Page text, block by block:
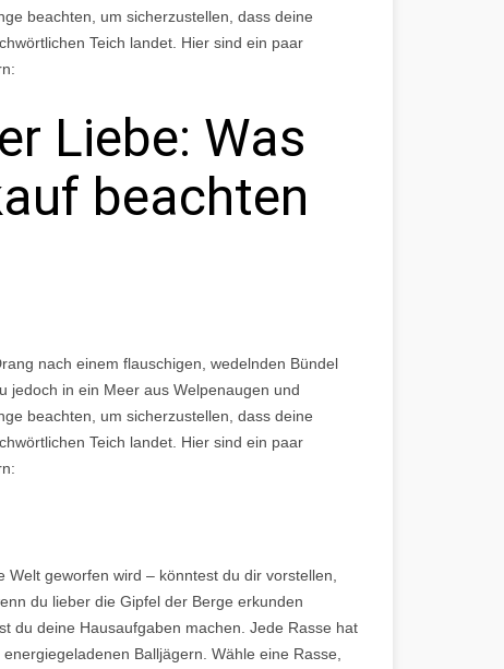
beachten, um sicherzustellen, dass deine
Teich landet. Hier sind ein paar
Liebe: Was
beachten
nach einem flauschigen, wedelnden Bündel
jedoch in ein Meer aus Welpenaugen und
beachten, um sicherzustellen, dass deine
Teich landet. Hier sind ein paar
geworfen wird – könntest du dir vorstellen,
du lieber die Gipfel der Berge erkunden
du deine Hausaufgaben machen. Jede Rasse hat
Balljägern. Wähle eine Rasse,